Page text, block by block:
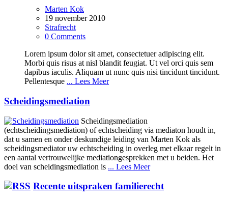
Marten Kok
19 november 2010
Strafrecht
0 Comments
Lorem ipsum dolor sit amet, consectetuer adipiscing elit.
Morbi quis risus at nisl blandit feugiat. Ut vel orci quis sem
dapibus iaculis. Aliquam ut nunc quis nisi tincidunt tincidunt.
Pellentesque ... Lees Meer
Scheidingsmediation
Scheidingsmediation
(echtscheidingsmediation) of echtscheiding via mediaton houdt in,
dat u samen en onder deskundige leiding van Marten Kok als
scheidingsmediator uw echtscheiding in overleg met elkaar regelt in
een aantal vertrouwelijke mediationgesprekken met u beiden. Het
doel van scheidingsmediation is ... Lees Meer
Recente uitspraken familierecht